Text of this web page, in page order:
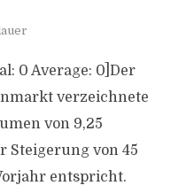
0 Average: 0]Der
verzeichnete
von 9,25
Steigerung von 45
entspricht.